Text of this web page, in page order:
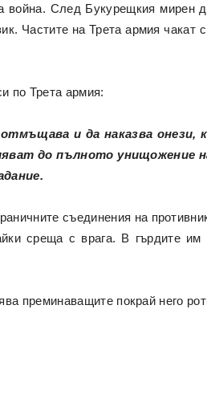
След Букурещкия мирен
Частите на Трета армия чакат
по Трета армия:
и да наказва
до пълното унищожение
съединения на
среща с врага. В гърдите
преминаващите покрай него